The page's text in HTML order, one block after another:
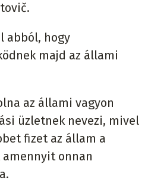
abból, hogy
majd az állami
az állami vagyon
üzletnek nevezi, mivel
fizet az állam a
onnan